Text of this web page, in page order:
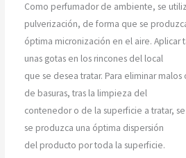
Como perfumador de ambiente, se
pulverización, de forma que se
óptima micronización en el aire.
unas gotas en los rincones del local
que se desea tratar. Para eliminar
de basuras, tras la limpieza del
contenedor o de la superficie a tratar,
se produzca una óptima dispersión
del producto por toda la superficie.